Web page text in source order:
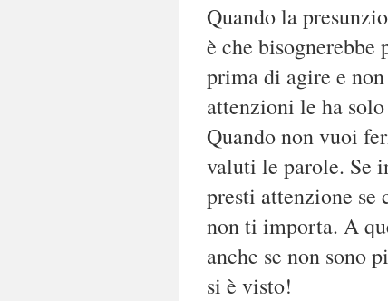
Quando la
è che
prima di agire e
attenzioni le ha
Quando non vuoi
valuti le parole. Se
presti attenzione
non ti importa. A
anche se non sono
si è visto!